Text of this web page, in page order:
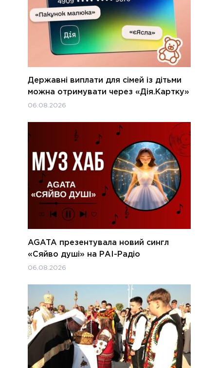
Державні виплати для сімей із дітьми
можна отримувати через «Дія.Картку»
06.08.2026
AGATA презентувала новий сингл
«Сяйво душі» на РАІ-Радіо
06.08.2026